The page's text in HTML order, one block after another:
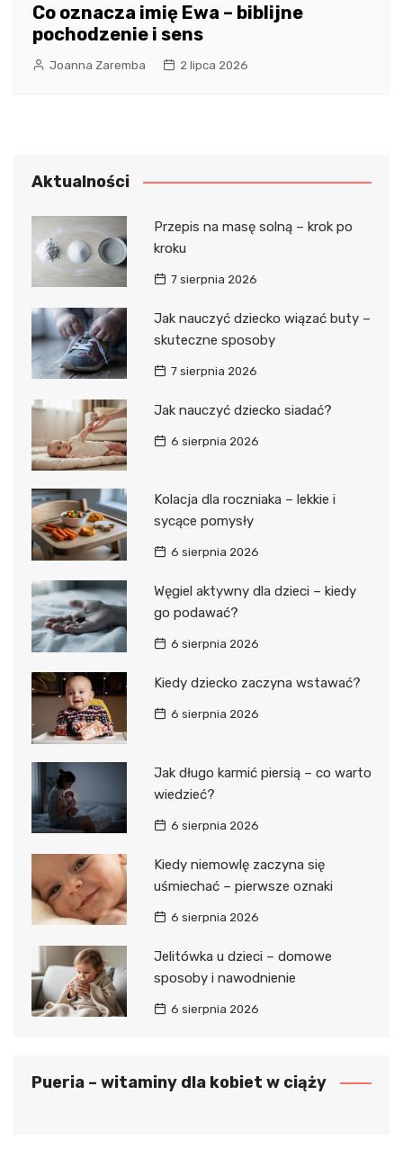
Co oznacza imię Ewa – biblijne
pochodzenie i sens
Joanna Zaremba 2 lipca 2026
Aktualności
Przepis na masę solną – krok po
kroku
7 sierpnia 2026
Jak nauczyć dziecko wiązać buty –
skuteczne sposoby
7 sierpnia 2026
Jak nauczyć dziecko siadać?
6 sierpnia 2026
Kolacja dla roczniaka – lekkie i
sycące pomysły
6 sierpnia 2026
Węgiel aktywny dla dzieci – kiedy
go podawać?
6 sierpnia 2026
Kiedy dziecko zaczyna wstawać?
6 sierpnia 2026
Jak długo karmić piersią – co warto
wiedzieć?
6 sierpnia 2026
Kiedy niemowlę zaczyna się
uśmiechać – pierwsze oznaki
6 sierpnia 2026
Jelitówka u dzieci – domowe
sposoby i nawodnienie
6 sierpnia 2026
Pueria – witaminy dla kobiet w ciąży